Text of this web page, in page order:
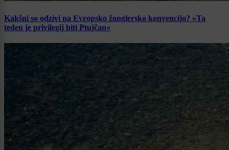
Kakšni so odzivi na Evropsko žonglersko konvencijo? »Ta
teden je privilegij biti Ptujčan«